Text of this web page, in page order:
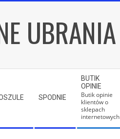
UBRANIA
SPODNIE
BUTIK
OPINIE
Butik opinie
klientów o
sklepach
internetowych